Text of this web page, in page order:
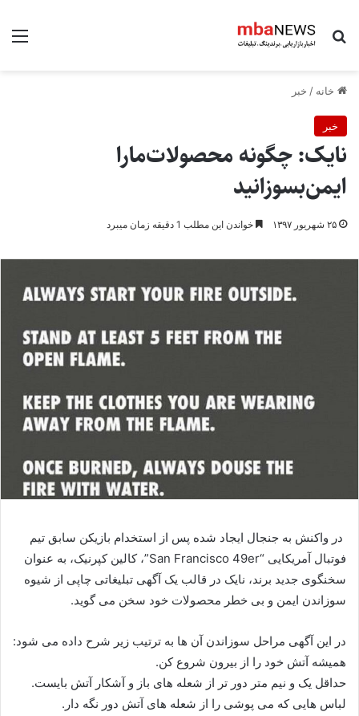
جستجو برای
خانه / خبر
خبر
نایک: چگونه محصولات‌ما‌را
ایمن‌بسوزانید
۲۵ شهریور ۱۳۹۷ خواندن این مطلب 1 دقیقه زمان میبرد
در واکنش به جنجال ایجاد شده پس از استخدام بازیکن سابق تیم
فوتبال آمریکایی “San Francisco 49er”، کالین کپرنیک، به عنوان
سخنگوی جدید برند، نایک در قالب یک آگهی تبلیغاتی چاپی از شیوه
سوزاندن ایمن و بی خطر محصولات خود سخن می گوید.
در این آگهی مراحل سوزاندن آن ها به ترتیب زیر شرح داده می شود:
همیشه آتش خود را از بیرون شروع کن.
حداقل یک و نیم متر دور تر از شعله های باز و آشکار آتش بایست.
لباس هایی که می پوشی را از شعله های آتش دور نگه دار.